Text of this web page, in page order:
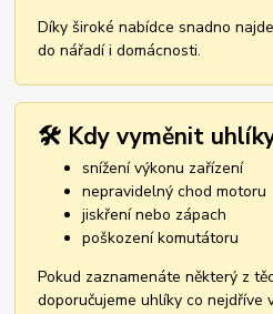
Díky široké nabídce snadno
do nářadí i domácnosti.
🛠️ Kdy vyměnit
snížení výkonu zařízení
nepravidelný chod motoru
jiskření nebo zápach
poškození komutátoru
Pokud zaznamenáte některý z
doporučujeme uhlíky co nejdříve